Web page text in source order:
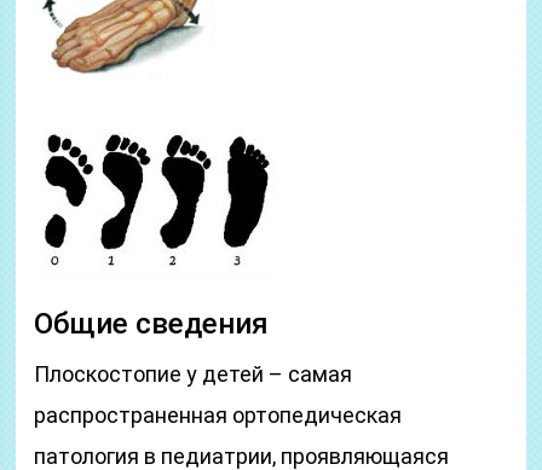
Общие сведения
Плоскостопие у детей – самая
распространенная ортопедическая
патология в педиатрии, проявляющаяся